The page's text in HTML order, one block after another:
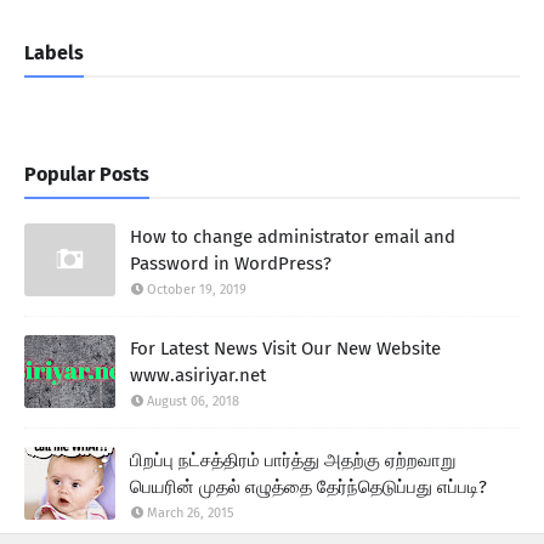
Labels
Popular Posts
How to change administrator email and
Password in WordPress?
October 19, 2019
For Latest News Visit Our New Website
www.asiriyar.net
August 06, 2018
பிறப்பு நட்சத்திரம் பார்த்து அதற்கு ஏற்றவாறு
பெயரின் முதல் எழுத்தை தேர்ந்தெடுப்பது எப்படி?
March 26, 2015